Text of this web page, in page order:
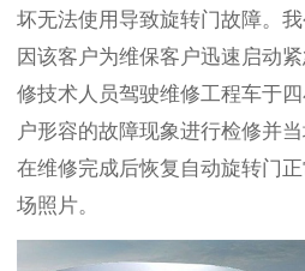
坏无法使用导致旋转门故障。
因该客户为维保客户迅速启动
修技术人员驾驶维修工程车于
户形容的故障现象进行检修并
在维修完成后恢复自动旋转门
场照片。